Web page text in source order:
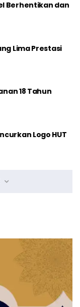
Berhentikan dan
Lima Prestasi
18 Tahun
Logo HUT